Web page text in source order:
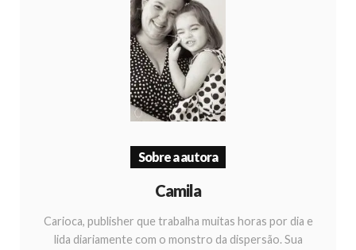
Sobre a autora
Camila
Carioca, publisher que trabalha muitas horas por dia e
lida diariamente com o monstro da dispersão. Sua